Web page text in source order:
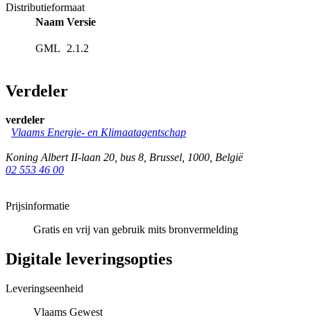
Distributieformaat
Naam Versie
GML 2.1.2
Verdeler
verdeler
Vlaams Energie- en Klimaatagentschap
Koning Albert II-laan 20, bus 8, Brussel, 1000, België
02 553 46 00
Prijsinformatie
Gratis en vrij van gebruik mits bronvermelding
Digitale leveringsopties
Leveringseenheid
Vlaams Gewest